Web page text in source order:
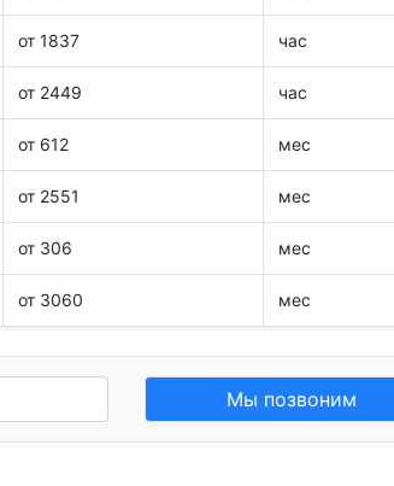
от 1837 час
от 2449 час
от 612 мес
от 2551 мес
от 306 мес
от 3060 мес
Мы позвоним